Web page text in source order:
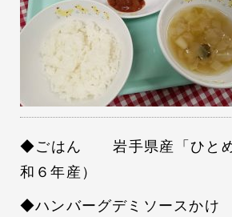
◆ごはん 岩手県産「ひとめ
和６年産）
◆ハンバーグデミソース